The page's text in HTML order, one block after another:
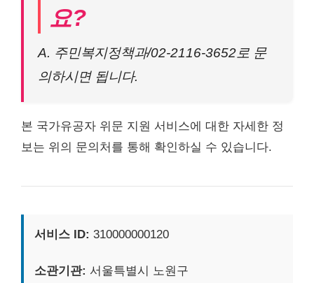
요?
A. 주민복지정책과/02-2116-3652로 문
의하시면 됩니다.
본 국가유공자 위문 지원 서비스에 대한 자세한 정
보는 위의 문의처를 통해 확인하실 수 있습니다.
서비스 ID: 310000000120
소관기관: 서울특별시 노원구